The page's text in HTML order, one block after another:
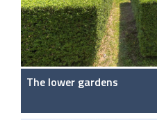
The lower gardens